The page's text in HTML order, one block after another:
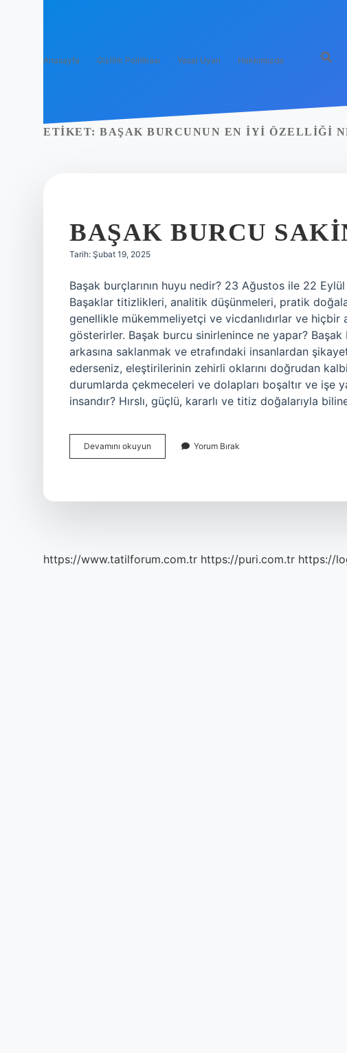
Anasayfa Gizlilik Politikası Yasal Uyarı Hakkımızda
ETIKET: BAŞAK BURCUNUN EN IYI ÖZELLIĞI
BAŞAK BURCU
Tarih: Şubat 19, 2025
Başak burçlarının huyu nedir? 23 Ağustos ile 22
Başaklar titizlikleri, analitik düşünmeleri, pratik
genellikle mükemmeliyetçi ve vicdanlıdırlar ve hiçbir
gösterirler. Başak burcu sinirlenince ne yapar?
arkasına saklanmak ve etrafındaki insanlardan
ederseniz, eleştirilerinin zehirli oklarını doğrudan
durumlarda çekmeceleri ve dolapları boşaltır ve işe
insandır? Hırslı, güçlü, kararlı ve titiz doğalarıyla
Devamını okuyun
Burcu
Yorum Bırak
https://www.tatilforum.com.tr https://puri.com.tr https://